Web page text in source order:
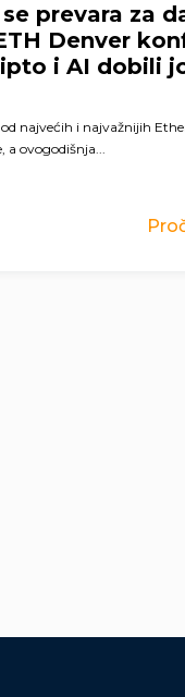
prevara za
Denver
i AI dobili
najvećih i najvažnijih
a ovogodišnja...